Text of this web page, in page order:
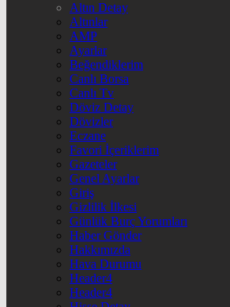
Altın Detay
Altınlar
AMP
Ayarlar
Beğendiklerim
Canlı Borsa
Canlı Tv
Döviz Detay
Dövizler
Eczane
Favori İçeriklerim
Gazeteler
Genel Ayarlar
Giriş
Gizlilik İlkesi
Günlük Burç Yorumları
Haber Gönder
Hakkımızda
Hava Durumu
Header4
Header4